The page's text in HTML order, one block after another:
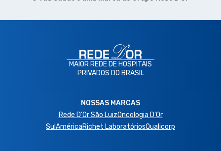
MAIOR REDE DE HOSPITAIS
PRIVADOS DO BRASIL
NOSSAS MARCAS
Rede D'Or São LuizOncologia D’Or
SulAméricaRichet LaboratóriosQualicorp